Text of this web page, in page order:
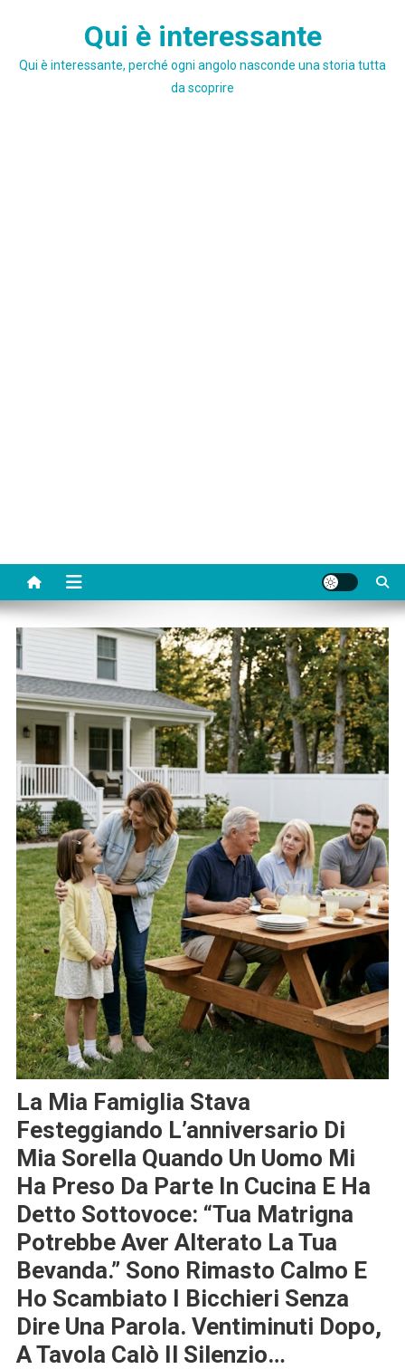
Qui è interessante
Qui è interessante, perché ogni angolo nasconde una storia tutta
da scoprire
La Mia Famiglia Stava
Festeggiando L’anniversario Di
Mia Sorella Quando Un Uomo Mi
Ha Preso Da Parte In Cucina E Ha
Detto Sottovoce: “Tua Matrigna
Potrebbe Aver Alterato La Tua
Bevanda.” Sono Rimasto Calmo E
Ho Scambiato I Bicchieri Senza
Dire Una Parola. Ventiminuti Dopo,
A Tavola Calò Il Silenzio…